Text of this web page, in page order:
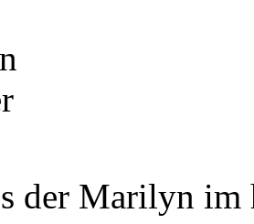
der Marilyn im